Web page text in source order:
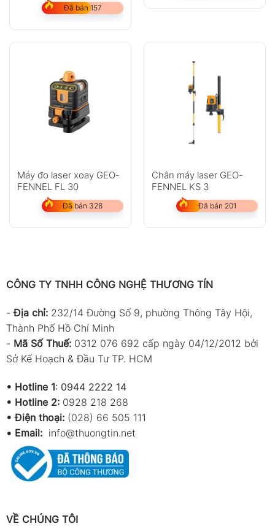
Đã bán 157
Máy đo laser xoay GEO-
FENNEL FL 30
Đã bán 328
Chân máy laser GEO-
FENNEL KS 3
Đã bán 201
CÔNG TY TNHH CÔNG NGHỆ THƯƠNG TÍN
-Địa chỉ: 232/14 Đường Số 9, phường Thông Tây Hội,
Thành Phố Hồ Chí Minh
- Mã Số Thuế: 0312 076 692 cấp ngày 04/12/2012 bởi
Sở Kế Hoạch & Đầu Tư TP. HCM
• Hotline 1: 0944 2222 14
• Hotline 2: 0928 218 268
• Điện thoại: (028) 66 505 111
• Email: info@thuongtin.net
VỀ CHÚNG TÔI